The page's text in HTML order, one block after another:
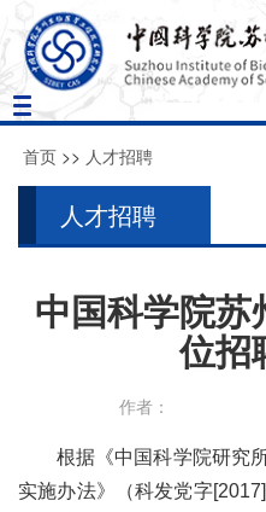
Toggle
navigation
首页 >> 人才招聘
人才招聘
中国科学院
位招
作者：
根据《中国科学院研究
实施办法》（科发党字